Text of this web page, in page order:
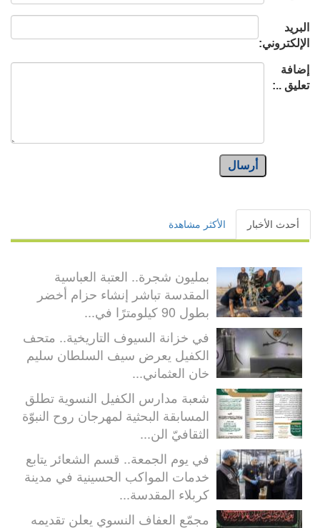
البريد
الإلكتروني:
إضافة
تعليق ..:
أرسال
أحدث الأخبار الأكثر مشاهدة
بمليون شجرة.. العتبة العباسية
المقدسة تباشر إنشاء حزام أخضر
بطول 90 كيلومترًا في...
في خزانة السيوف التاريخية.. متحف
الكفيل يعرض سيف السلطان سليم
خان العثماني...
شعبة مدارس الكفيل النسوية تطلق
المسابقة البحثية لمهرجان روح النبوّة
الثقافيّ الن...
في يوم الجمعة.. قسم الشعائر يتابع
خدمات المواكب الحسينية في مدينة
كربلاء المقدسة...
مجمّع العفاف النسوي يعلن تقديمه